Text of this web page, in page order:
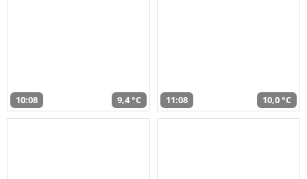
10:08 9,4 °C 11:08 10,0 °C